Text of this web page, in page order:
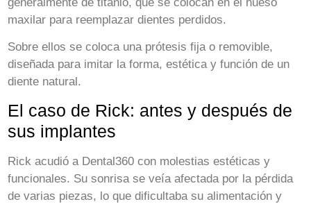
maxilar para reemplazar dientes perdidos.
Sobre ellos se coloca una prótesis fija o removible,
diseñada para imitar la forma, estética y función de un
diente natural.
El caso de Rick: antes y después de
sus implantes
Rick acudió a Dental360 con molestias estéticas y
funcionales. Su sonrisa se veía afectada por la pérdida
de varias piezas, lo que dificultaba su alimentación y